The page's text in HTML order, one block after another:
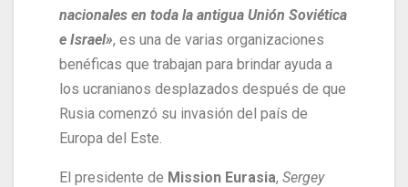
nacionales en toda la antigua Unión Soviética
e Israel», es una de varias organizaciones
benéficas que trabajan para brindar ayuda a
los ucranianos desplazados después de que
Rusia comenzó su invasión del país de
Europa del Este.
El presidente de Mission Eurasia, Sergey